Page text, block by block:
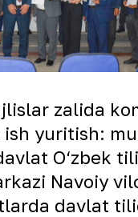
zalida
yuritish:
O‘zbek
Navoiy
davlat